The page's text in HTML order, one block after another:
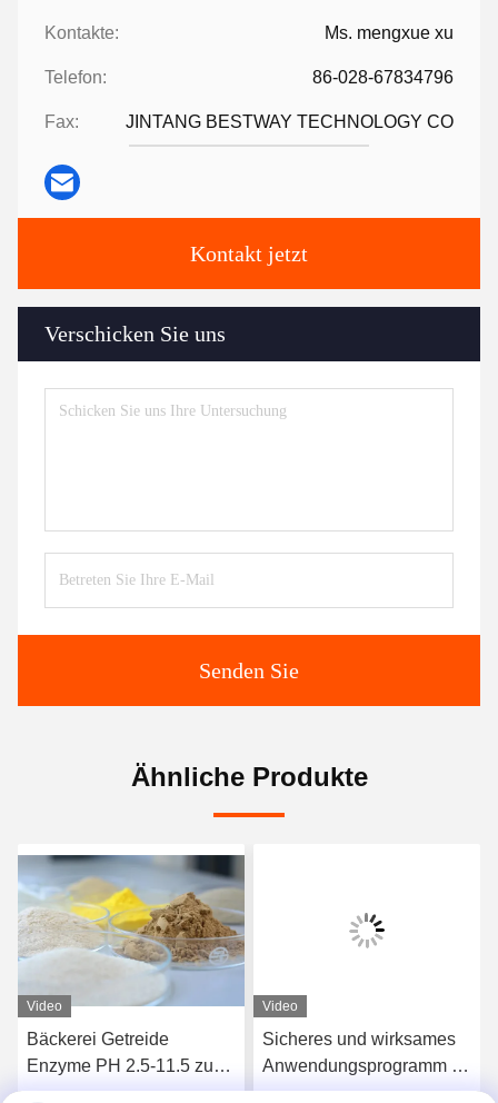
Kontakte: Ms. mengxue xu
Telefon: 86-028-67834796
Fax: JINTANG BESTWAY TECHNOLOGY CO
Kontakt jetzt
Verschicken Sie uns
Senden Sie
Ähnliche Produkte
Video
Bäckerei Getreide
Enzyme PH 2.5-11.5 zur
Verbesserung der
Video
Sicheres und wirksames
Anwendungsprogramm für
Back-Enzyme 3 000 G/T